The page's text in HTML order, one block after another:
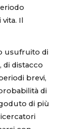
Il
usufruito di
di distacco
brevi,
di
di più